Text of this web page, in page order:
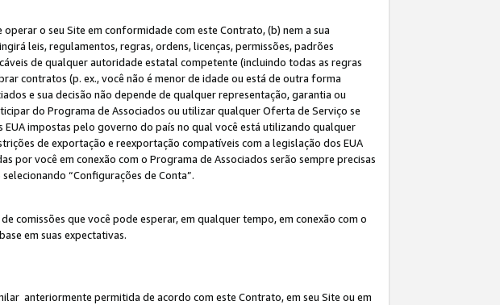
o seu Site em conformidade com este Contrato, (b) nem a sua
leis, regulamentos, regras, ordens, licenças, permissões, padrões
de qualquer autoridade estatal competente (incluindo todas as regras
contratos (p. ex., você não é menor de idade ou está de outra forma
e sua decisão não depende de qualquer representação, garantia ou
do Programa de Associados ou utilizar qualquer Oferta de Serviço se
impostas pelo governo do país no qual você está utilizando qualquer
de exportação e reexportação compatíveis com a legislação dos EUA
por você em conexão com o Programa de Associados serão sempre precisas
“Configurações de Conta”.
comissões que você pode esperar, em qualquer tempo, em conexão com o
em suas expectativas.
anteriormente permitida de acordo com este Contrato, em seu Site ou em